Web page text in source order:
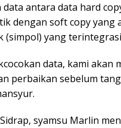
antara data hard
dengan soft copy yang
yang terintegrasi
data, kami akan
perbaikan sebelum
syamsu Marlin